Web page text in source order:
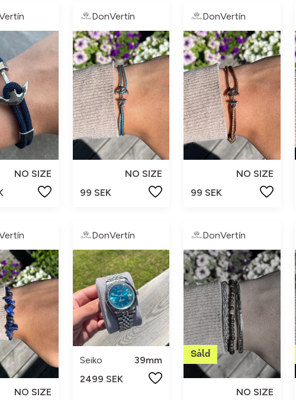
NO SIZE
DonVertín
NO SIZE
99 SEK
DonVertín
NO SIZE
99 SEK
NO SIZE
DonVertín
Seiko
39mm
2499 SEK
DonVertín
NO SIZE